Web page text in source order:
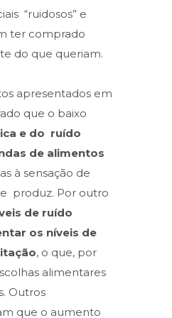
“ruidosos” e
ter comprado
do que queriam.
apresentados em
que o baixo
e do ruído
de alimentos
à sensação de
produz. Por outro
de ruído
os níveis de
, o que, por
alimentares
Outros
que o aumento